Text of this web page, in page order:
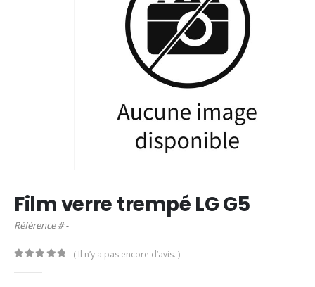
Film verre trempé LG G5
Référence # -
( Il n’y a pas encore d’avis. )